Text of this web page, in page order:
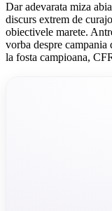
Dar adevarata miza
discurs extrem de
obiectivele marete.
vorba despre
la fosta campioana,